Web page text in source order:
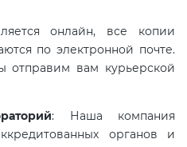
онлайн, все копии
по электронной почте.
отправим вам курьерской
: Наша компания
органов и